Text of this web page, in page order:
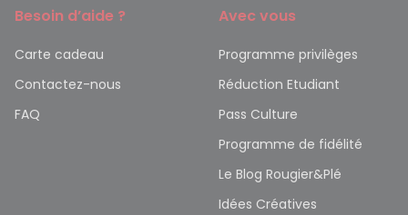
Besoin d’aide ?
Carte cadeau
Contactez-nous
FAQ
Avec vous
Programme privilèges
Réduction Etudiant
Pass Culture
Programme de fidélité
Le Blog Rougier&Plé
Idées Créatives